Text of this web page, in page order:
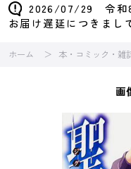
2026/07/29 令和8
お届け遅延につきまし
ホーム 本・コミック・雑
画